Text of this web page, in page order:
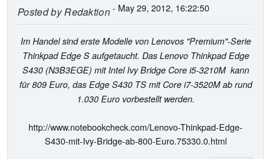
Posted byRedaktion- May 29, 2012, 16:22:50
Im Handel sind erste Modelle von Lenovos "Premium"-Serie
Thinkpad Edge S aufgetaucht. Das Lenovo Thinkpad Edge
S430 (N3B3EGE) mit Intel Ivy Bridge Core i5-3210M kann
für 809 Euro, das Edge S430 TS mit Core i7-3520M ab rund
1.030 Euro vorbestellt werden.
http://www.notebookcheck.com/Lenovo-Thinkpad-Edge-
S430-mit-Ivy-Bridge-ab-800-Euro.75330.0.html